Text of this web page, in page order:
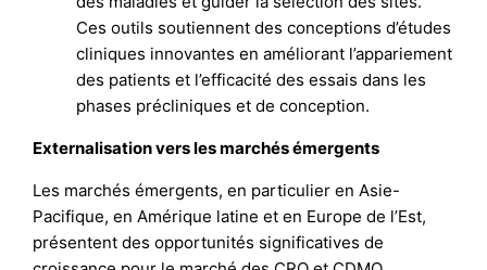
Ces outils soutiennent des conceptions d’études
cliniques innovantes en améliorant l’appariement
des patients et l’efficacité des essais dans les
phases précliniques et de conception.
Externalisation vers les marchés émergents
Les marchés émergents, en particulier en Asie-
Pacifique, en Amérique latine et en Europe de l’Est,
présentent des opportunités significatives de